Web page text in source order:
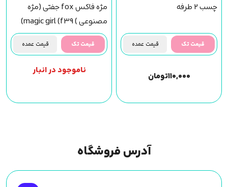
چسب 2 طرفه
قیمت تک قیمت عمده
۱۱۰,۰۰۰تومان
مژه فاکس fox جفتی (مژه
مصنوعی ) magic girl (f39)
مجیک گرل
قیمت تک قیمت عمده
ناموجود در انبار
آدرس فروشگاه